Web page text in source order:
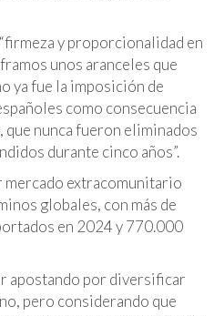
y proporcionalidad en
unos aranceles que
ya fue la imposición de
como consecuencia
nunca fueron eliminados
durante cinco años”.
mercado extracomunitario
globales, con más de
en 2024 y 770.000
apostando por diversificar
pero considerando que